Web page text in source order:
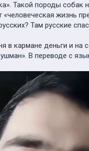
Такой породы собак
«человеческая жизнь
Там русские
в кармане деньги и
В переводе с